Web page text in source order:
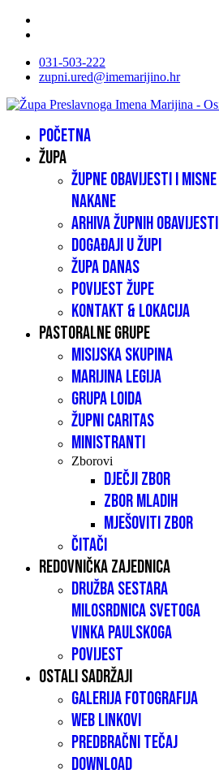
031-503-222
zupni.ured@imemarijino.hr
Početna
Župa
Župne obavijesti i misne
nakane
Arhiva župnih obavijesti
Događaji u župi
Župa danas
Povijest župe
Kontakt & lokacija
Pastoralne grupe
Misijska skupina
Marijina legija
Grupa LOIDA
Župni caritas
Ministranti
Zborovi
Dječji zbor
Zbor mladih
Mješoviti zbor
Čitači
Redovnička zajednica
Družba sestara
milosrdnica Svetoga
Vinka Paulskoga
Povijest
Ostali sadržaji
Galerija fotografija
Web linkovi
Predbračni tečaj
Download